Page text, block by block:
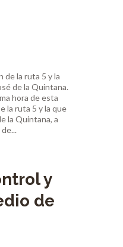
de la ruta 5 y la
de la Quintana.
hora de esta
la ruta 5 y la que
la Quintana, a
y
de